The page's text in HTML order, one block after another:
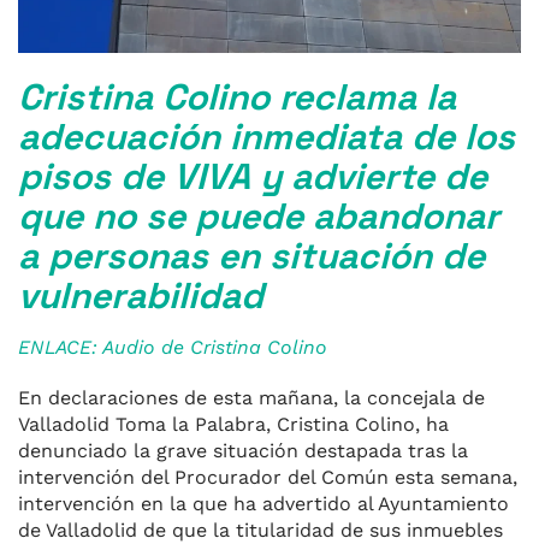
Cristina Colino reclama la
adecuación inmediata de los
pisos de VIVA y advierte de
que no se puede abandonar
a personas en situación de
vulnerabilidad
ENLACE: Audio de Cristina Colino
En declaraciones de esta mañana, la concejala de
Valladolid Toma la Palabra, Cristina Colino, ha
denunciado la grave situación destapada tras la
intervención del Procurador del Común esta semana,
intervención en la que ha advertido al Ayuntamiento
de Valladolid de que la titularidad de sus inmuebles